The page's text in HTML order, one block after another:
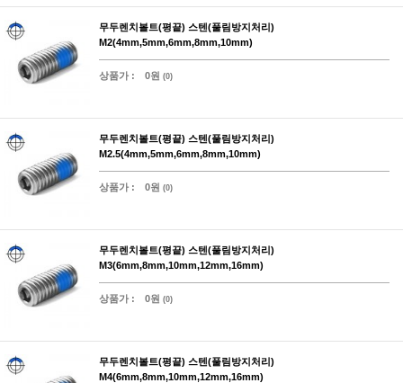
무두렌치볼트(평끝) 스텐(풀림방지처리)
M2(4mm,5mm,6mm,8mm,10mm)
상품가 : 0원 (0)
무두렌치볼트(평끝) 스텐(풀림방지처리)
M2.5(4mm,5mm,6mm,8mm,10mm)
상품가 : 0원 (0)
무두렌치볼트(평끝) 스텐(풀림방지처리)
M3(6mm,8mm,10mm,12mm,16mm)
상품가 : 0원 (0)
무두렌치볼트(평끝) 스텐(풀림방지처리)
M4(6mm,8mm,10mm,12mm,16mm)